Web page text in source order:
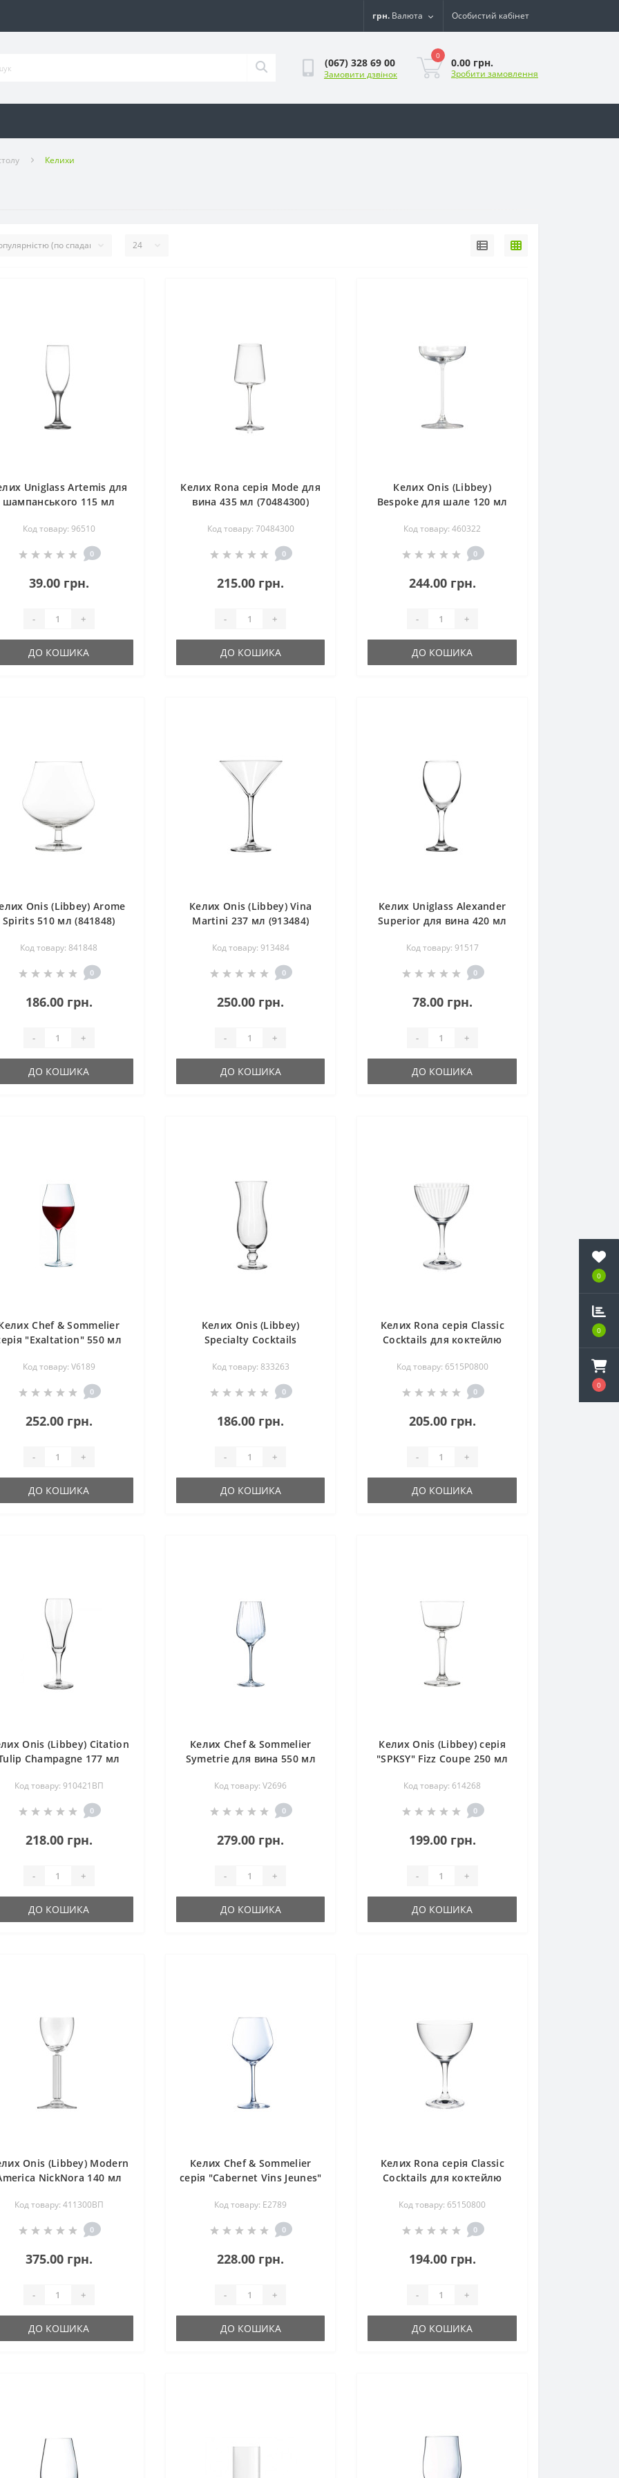
0
0
0
грн. Валюта Особистий кабінет
(067) 328 69 00
Замовити дзвінок
0
0.00 грн.
Зробити замовлення
Келихи
Uniglass Artemis для
шампанського 115 мл
Код товару: 96510
0
39.00 грн.
- +
ДО КОШИКА
Келих Rona серія Mode для
вина 435 мл (70484300)
Код товару: 70484300
0
215.00 грн.
- +
ДО КОШИКА
Келих Onis (Libbey)
Bespoke для шале 120 мл
Код товару: 460322
0
244.00 грн.
- +
ДО КОШИКА
Onis (Libbey) Arome
Spirits 510 мл (841848)
Код товару: 841848
0
186.00 грн.
- +
ДО КОШИКА
Келих Onis (Libbey) Vina
Martini 237 мл (913484)
Код товару: 913484
0
250.00 грн.
- +
ДО КОШИКА
Келих Uniglass Alexander
Superior для вина 420 мл
Код товару: 91517
0
78.00 грн.
- +
ДО КОШИКА
Chef & Sommelier
"Exaltation" 550 мл
Код товару: V6189
0
252.00 грн.
- +
ДО КОШИКА
Келих Onis (Libbey)
Specialty Cocktails
Код товару: 833263
0
186.00 грн.
- +
ДО КОШИКА
Келих Rona серія Classic
Cocktails для коктейлю
250 мл (6515P0800)
Код товару: 6515P0800
0
205.00 грн.
- +
ДО КОШИКА
Onis (Libbey) Citation
Champagne 177 мл
Код товару: 910421ВП
0
218.00 грн.
- +
ДО КОШИКА
Келих Chef & Sommelier
Symetrie для вина 550 мл
Код товару: V2696
0
279.00 грн.
- +
ДО КОШИКА
Келих Onis (Libbey) серія
"SPKSY" Fizz Coupe 250 мл
Код товару: 614268
0
199.00 грн.
- +
ДО КОШИКА
Onis (Libbey) Modern
NickNora 140 мл
Код товару: 411300ВП
0
375.00 грн.
- +
ДО КОШИКА
Келих Chef & Sommelier
серія "Cabernet Vins Jeunes"
Код товару: E2789
0
228.00 грн.
- +
ДО КОШИКА
Келих Rona серія Classic
Cocktails для коктейлю
Код товару: 65150800
0
194.00 грн.
- +
ДО КОШИКА